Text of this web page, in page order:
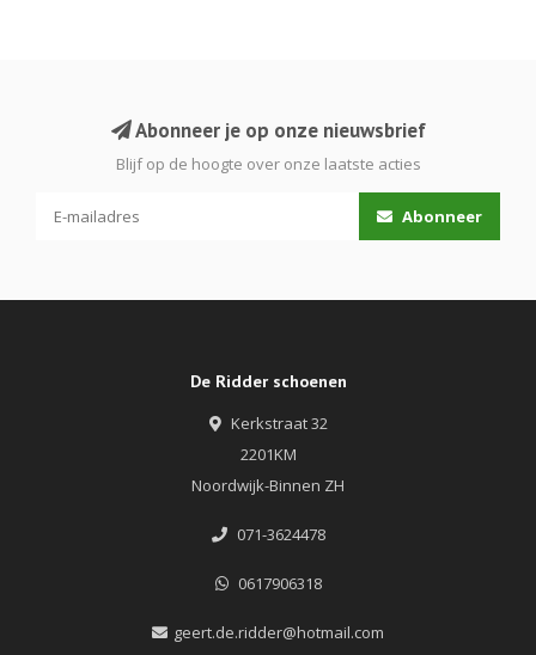
Abonneer je op onze nieuwsbrief
Blijf op de hoogte over onze laatste acties
Abonneer
De Ridder schoenen
Kerkstraat 32
2201KM
Noordwijk-Binnen ZH
071-3624478
0617906318
geert.de.ridder@hotmail.com